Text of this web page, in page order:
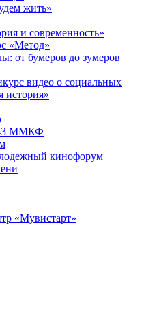
жить»
и современность»
«Метод»
от бумеров до зумеров
видео о социальных
история»
43 ММКФ
кинофорум
«Мувистарт»